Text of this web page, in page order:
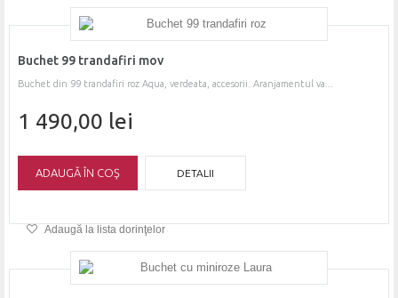
Buchet 99 trandafiri mov
Buchet din 99 trandafiri roz Aqua, verdeata, accesorii. Aranjamentul va...
1 490,00 lei
ADAUGĂ ÎN COŞ DETALII
Adaugă la lista dorinţelor